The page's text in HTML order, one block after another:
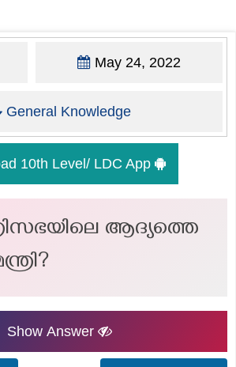
May 24, 2022
General Knowledge
10th Level/ LDC App
ആദ്യത്തെ
Show Answer